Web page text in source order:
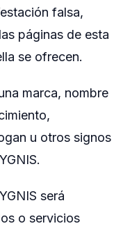
falsa,
páginas de esta
se ofrecen.
marca, nombre
u otros signos
será
o servicios